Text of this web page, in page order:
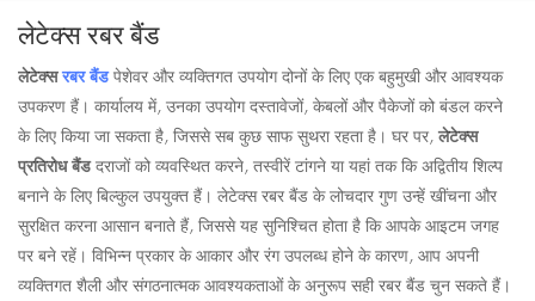
लेटेक्स रबर बैंड
लेटेक्सरबर बैंडपेशेवर और व्यक्तिगत उपयोग दोनों के लिए एक बहुमुखी और आवश्यक
उपकरण हैं। कार्यालय में, उनका उपयोग दस्तावेजों, केबलों और पैकेजों को बंडल करने
के लिए किया जा सकता है, जिससे सब कुछ साफ सुथरा रहता है। घर पर, लेटेक्स
प्रतिरोध बैंडदराजों को व्यवस्थित करने, तस्वीरें टांगने या यहां तक ​​कि अद्वितीय शिल्प
बनाने के लिए बिल्कुल उपयुक्त हैं। लेटेक्स रबर बैंड के लोचदार गुण उन्हें खींचना और
सुरक्षित करना आसान बनाते हैं, जिससे यह सुनिश्चित होता है कि आपके आइटम जगह
पर बने रहें। विभिन्न प्रकार के आकार और रंग उपलब्ध होने के कारण, आप अपनी
व्यक्तिगत शैली और संगठनात्मक आवश्यकताओं के अनुरूप सही रबर बैंड चुन सकते हैं।